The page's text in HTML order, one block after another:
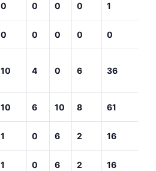
0 0 0 0 1
0 0 0 0 0
10 4 0 6 36
10 6 10 8 61
1 0 6 2 16
1 0 6 2 16